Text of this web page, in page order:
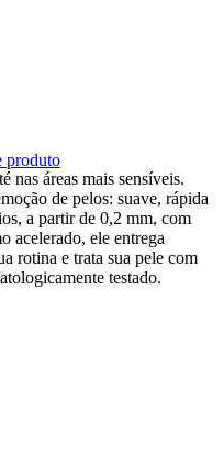
produto
nas áreas mais sensíveis.
de pelos: suave, rápida
a partir de 0,2 mm, com
acelerado, ele entrega
rotina e trata sua pele com
testado.